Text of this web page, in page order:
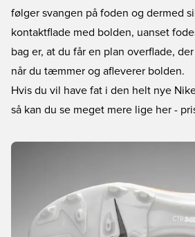
følger svangen på foden og dermed
kontaktflade med bolden, uanset
bag er, at du får en plan overflade,
når du tæmmer og afleverer bolden.
Hvis du vil have fat i den helt nye
så kan du se meget mere lige her -